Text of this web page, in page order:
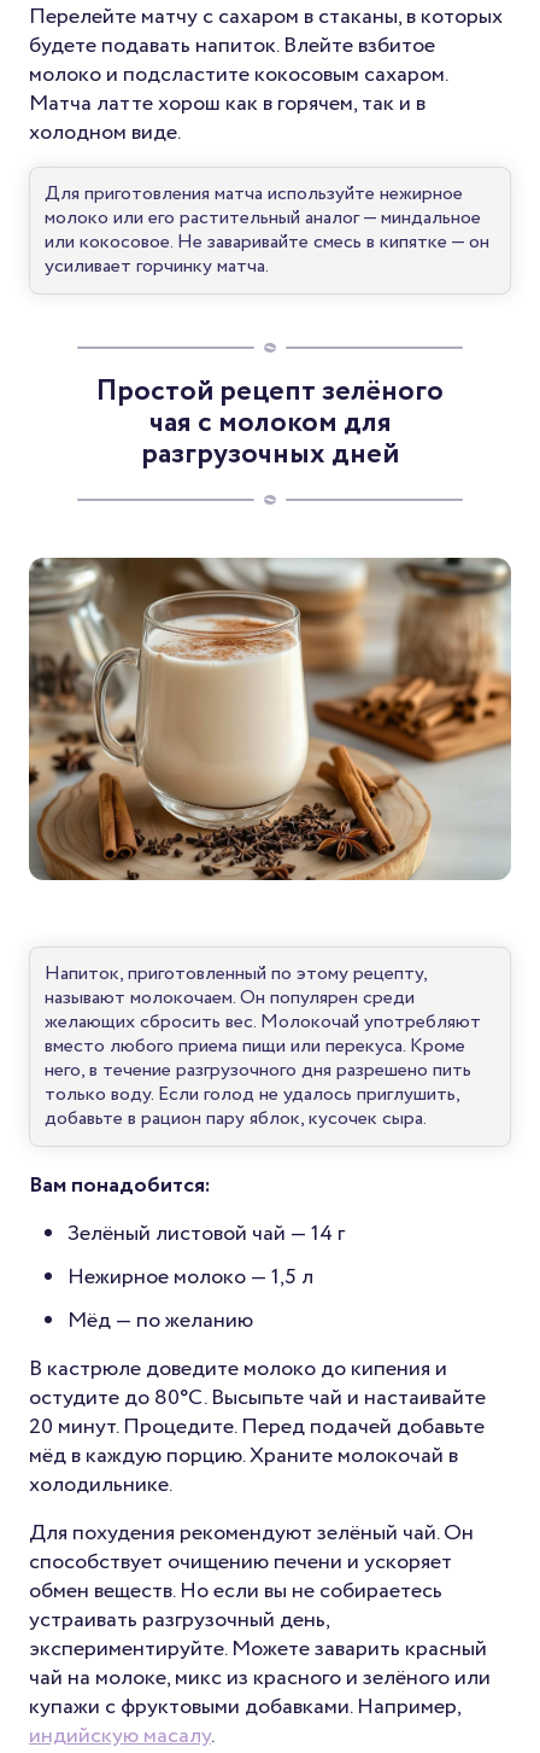
Перелейте матчу с сахаром в стаканы, в которых
будете подавать напиток. Влейте взбитое
молоко и подсластите кокосовым сахаром.
Матча латте хорош как в горячем, так и в
холодном виде.
Для приготовления матча используйте нежирное
молоко или его растительный аналог — миндальное
или кокосовое. Не заваривайте смесь в кипятке — он
усиливает горчинку матча.
Простой рецепт зелёного
чая с молоком для
разгрузочных дней
Напиток, приготовленный по этому рецепту,
называют молокочаем. Он популярен среди
желающих сбросить вес. Молокочай употребляют
вместо любого приема пищи или перекуса. Кроме
него, в течение разгрузочного дня разрешено пить
только воду. Если голод не удалось приглушить,
добавьте в рацион пару яблок, кусочек сыра.
Вам понадобится:
Зелёный листовой чай — 14 г
Нежирное молоко — 1,5 л
Мёд — по желанию
В кастрюле доведите молоко до кипения и
остудите до 80°C. Высыпьте чай и настаивайте
20 минут. Процедите. Перед подачей добавьте
мёд в каждую порцию. Храните молокочай в
холодильнике.
Для похудения рекомендуют зелёный чай. Он
способствует очищению печени и ускоряет
обмен веществ. Но если вы не собираетесь
устраивать разгрузочный день,
экспериментируйте. Можете заварить красный
чай на молоке, микс из красного и зелёного или
купажи с фруктовыми добавками. Например,
индийскую масалу.